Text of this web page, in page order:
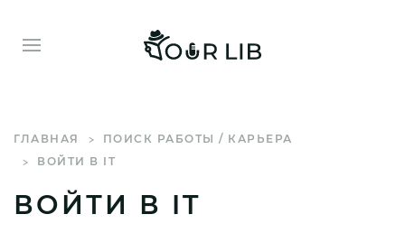
ГЛАВНАЯ
ПОИСК РАБОТЫ / КАРЬЕРА
ВОЙТИ В IT
ВОЙТИ В IT